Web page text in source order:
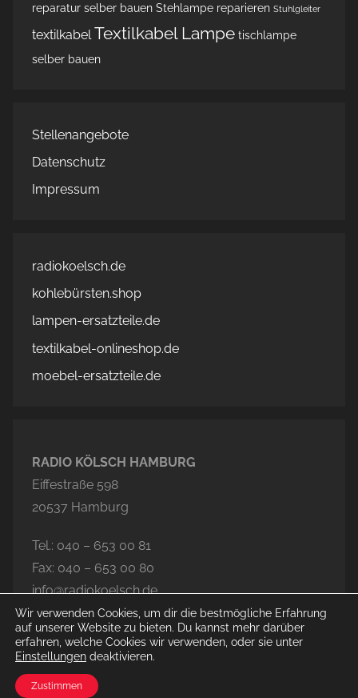
reparatur selber bauen Stehlampe reparieren Stuhlgleiter
textilkabel Textilkabel Lampe tischlampe
selber bauen
Stellenangebote
Datenschutz
Impressum
radiokoelsch.de
kohlebürsten.shop
lampen-ersatzteile.de
textilkabel-onlineshop.de
moebel-ersatzteile.de
RADIO KÖLSCH HAMBURG
Eiffestraße 598
20537 Hamburg
Tel.: 040 – 653 00 81
Fax: 040 – 653 00 80
info@radiokoelsch.de
© 2020-2026 Radio Kölsch Hamburg
Wir verwenden Cookies, um dir die bestmögliche Erfahrung
auf unserer Website zu bieten. Du kannst mehr darüber
erfahren, welche Cookies wir verwenden, oder sie unter
Einstellungen deaktivieren.
Zustimmen